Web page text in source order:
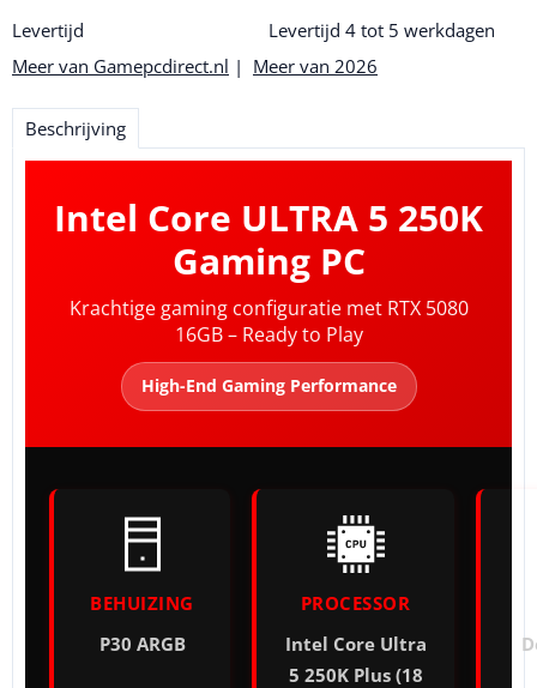
Levertijd
Levertijd 4 tot 5 werkdagen
Meer van Gamepcdirect.nl | Meer van 2026
Beschrijving
Intel Core ULTRA 5 250K
Gaming PC
Krachtige gaming configuratie met RTX 5080
16GB – Ready to Play
High-End Gaming Performance
BEHUIZING
P30 ARGB
PROCESSOR
Intel Core Ultra
5 250K Plus (18